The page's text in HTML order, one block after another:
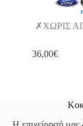
ΧΩΡΙΣ
36,00€